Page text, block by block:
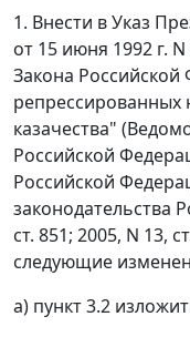
1. Внести в Указ
от 15 июня 1992 г.
Закона
казачества"
Российской
Российской
законодательства
ст. 851; 2005, N 13,
следующие
а) пункт 3.2